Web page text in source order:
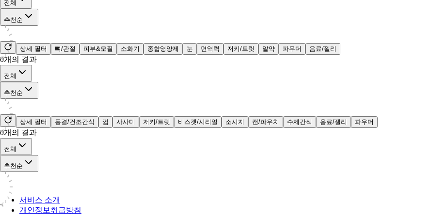
전체
추천순
상세 필터 뼈/관절 피부&모질 소화기 종합영양제 눈 면역력 저키/트릿 알약 파우더 음료/젤리
0개의 결과
전체
추천순
상세 필터 동결/건조간식 껌 사사미 저키/트릿 비스켓/시리얼 소시지 캔/파우치 수제간식 음료/젤리 파우더
0개의 결과
전체
추천순
서비스 소개
개인정보취급방침